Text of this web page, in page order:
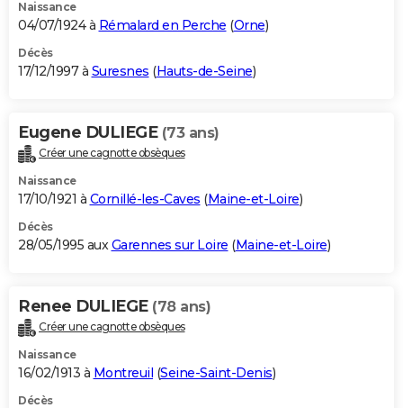
Naissance
04/07/1924 à Rémalard en Perche (Orne)
Décès
17/12/1997 à Suresnes (Hauts-de-Seine)
Eugene DULIEGE (73 ans)
Créer une cagnotte obsèques
Naissance
17/10/1921 à Cornillé-les-Caves (Maine-et-Loire)
Décès
28/05/1995 auxGarennes sur Loire (Maine-et-Loire)
Renee DULIEGE (78 ans)
Créer une cagnotte obsèques
Naissance
16/02/1913 à Montreuil (Seine-Saint-Denis)
Décès